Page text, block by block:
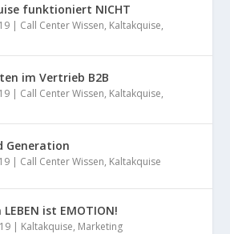
funktioniert NICHT
| Call Center Wissen, Kaltakquise,
im Vertrieb B2B
| Call Center Wissen, Kaltakquise,
Generation
| Call Center Wissen, Kaltakquise
LEBEN ist EMOTION!
| Kaltakquise, Marketing